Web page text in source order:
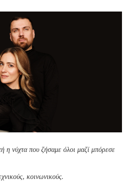
η νύχτα που ζήσαμε όλοι μαζί μπόρεσε
κοινωνικούς.